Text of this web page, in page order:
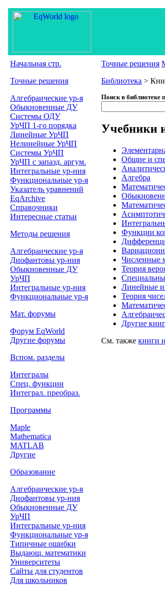
Начальная стр.
Точные решения
Алгебраические ур-я
Обыкновенные ДУ
Системы ОДУ
УрЧП 1-го порядка
Линейные УрЧП
Нелинейные УрЧП
Системы УрЧП
УрЧП с запазд. аргум.
Интегральные ур-ния
Функциональные ур-я
Указатель уравнений
EqArchive
Справочники
Интересные статьи
Методы решения
Алгебраические ур-я
Диофантовы ур-ния
Обыкновенные ДУ
УрЧП
Интегральные ур-ния
Функциональные ур-я
Мат. форумы
Форум EqWorld
Другие форумы
Вспом. разделы
Интегралы
Спец. функции
Интеграл. преобраз.
Программы
Maple
Mathematica
MATLAB
Другие
Образование
Алгебраические ур-я
Диофантовы ур-ния
Обыкновенные ДУ
УрЧП
Интегральные ур-ния
Функциональные ур-я
Типичные ошибки
Выдающ. математики
Университеты
Сайты для студентов
Для школьников
Точные решения
Библиотека >
Поиск в библиотеке
Учебники
Общие и
Алгебра
Функции
Численные
Теория
Линейные и
Теория
Другие
См. также книги